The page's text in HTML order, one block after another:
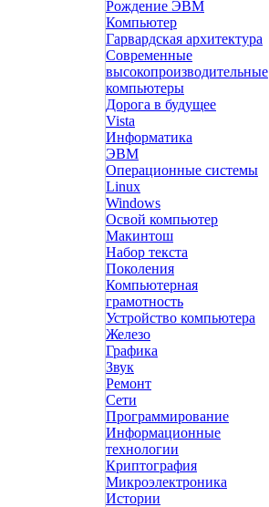
Рождение ЭВМ
Компьютер
Гарвардская архитектура
Современные
высокопроизводительные
компьютеры
Дорога в будущее
Vista
Инфоpматика
ЭВМ
Операционные системы
Linux
Windows
Освой компьютер
Макинтош
Набор текста
Поколения
Компьютерная
грамотность
Устройство компьютера
Железо
Графика
Звук
Ремонт
Сети
Программирование
Информационные
технологии
Криптография
Микроэлектроника
Истории